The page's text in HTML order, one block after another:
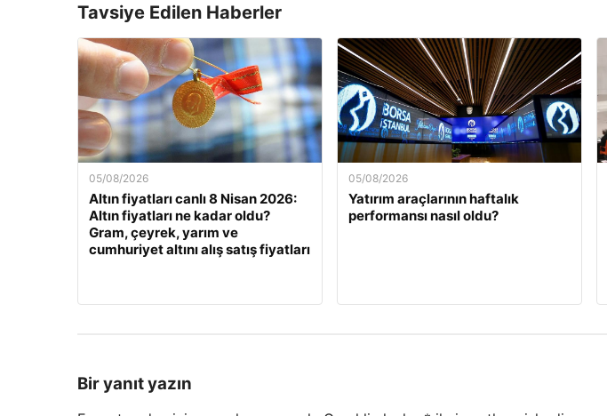
Tavsiye Edilen Haberler
05/08/2026
Altın fiyatları canlı 8 Nisan 2026:
Altın fiyatları ne kadar oldu?
Gram, çeyrek, yarım ve
cumhuriyet altını alış satış fiyatları
05/08/2026
Yatırım araçlarının haftalık
performansı nasıl oldu?
Bir yanıt yazın